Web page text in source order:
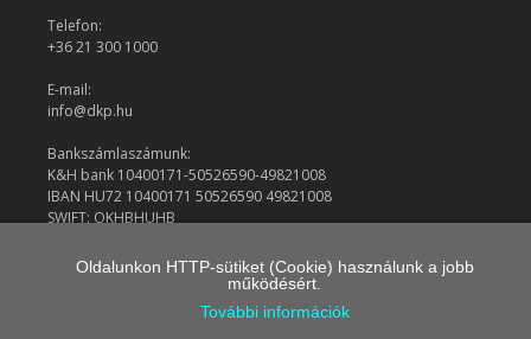
Telefon:
+36 21 300 1000
E-mail:
info@dkp.hu
Bankszámlaszámunk:
K&H bank 10400171-50526590-49821008
IBAN HU72 10400171 50526590 49821008
SWIFT: OKHBHUHB
© 2026 Demokratikus Koalíció
Oldalunkon HTTP-sütiket (Cookie) használunk a jobb
működésért.
További információk